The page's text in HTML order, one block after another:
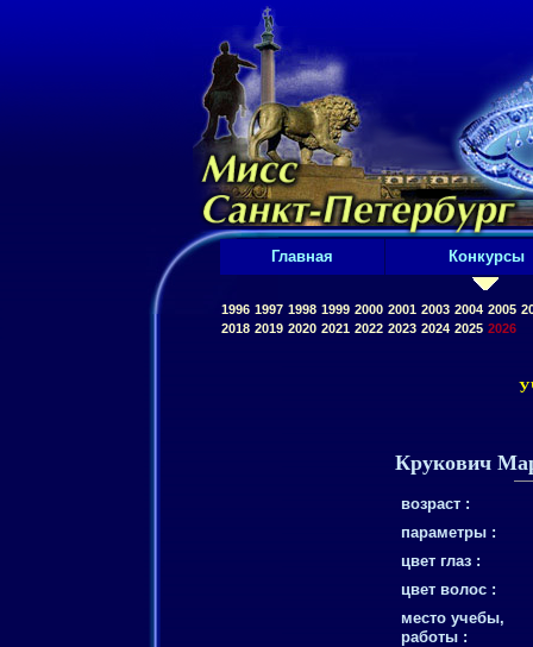
Главная Конкурсы
1996 1997 1998 1999 2000 2001 2003 2004 2005
2018 2019 2020 2021 2022 2023 2024 2025 2026
Крукович
возраст :
параметры :
цвет глаз :
цвет волос :
место учебы,
работы :